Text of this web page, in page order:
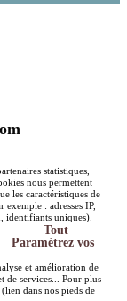
statistiques,
nous permettent
les caractéristiques de
: adresses IP,
identifiants uniques).
Tout
Paramétrez vos
et amélioration de
de services... Pour plus
dans nos pieds de